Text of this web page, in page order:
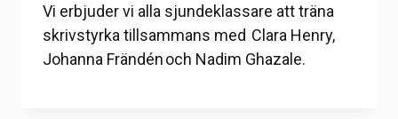
Vi erbjuder vi alla sjundeklassare att träna
skrivstyrka tillsammans med Clara Henry,
Johanna Frändén och Nadim Ghazale.